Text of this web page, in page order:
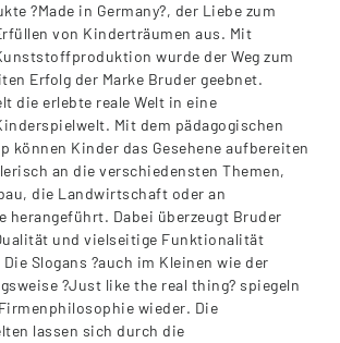
?Made in Germany?, der Liebe zum
von Kinderträumen aus. Mit
wurde der Weg zum
Erfolg der Marke Bruder geebnet.
die erlebte reale Welt in eine
Mit dem pädagogischen
können Kinder das Gesehene aufbereiten
an die verschiedensten Themen,
die Landwirtschaft oder an
herangeführt. Dabei überzeugt Bruder
und vielseitige Funktionalität
Slogans ?auch im Kleinen wie der
?Just like the real thing? spiegeln
wieder. Die
lassen sich durch die